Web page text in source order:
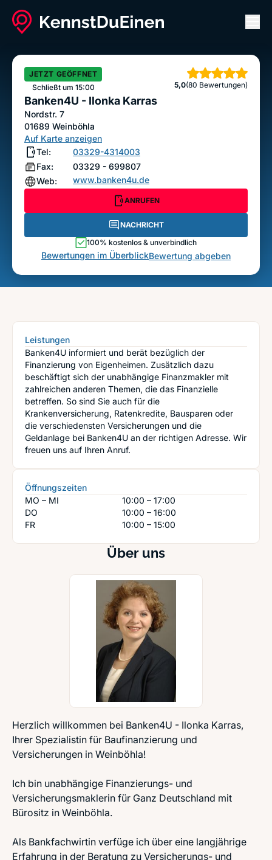
Banken4U - Ilonka Karras
ANRUFEN NACHRICHT
Bewertung abgeben
JETZT GEÖFFNET
Schließt um 15:00
5,0
Sterne
(80 Bewertungen)
Banken4U - Ilonka Karras
Nordstr. 7
01689 Weinböhla
Auf Karte anzeigen
Tel:
03329-4314003
Fax:
03329 - 699807
Web:
www.banken4u.de
ANRUFEN
NACHRICHT
100% kostenlos & unverbindlich
Bewertungen im ÜberblickBewertung abgeben
Über uns
Herzlich willkommen bei Banken4U - Ilonka Karras,
Ihrer Spezialistin für Baufinanzierung und
Versicherungen in Weinböhla!
Ich bin unabhängige Finanzierungs- und
Versicherungsmaklerin für Ganz Deutschland mit
Bürositz in Weinböhla.
Als Bankfachwirtin verfüge ich über eine langjährige
Erfahrung in der Beratung zu Versicherungs- und
Leistungen
Banken4U informiert und berät bezüglich der
Finanzierung von Eigenheimen. Zusätzlich dazu
beschäftigt sich der unabhängige Finanzmakler mit
zahlreichen anderen Themen, die das Finanzielle
betreffen. So sind Sie auch für die
Krankenversicherung, Ratenkredite, Bausparen oder
die verschiedensten Versicherungen und die
Geldanlage bei Banken4U an der richtigen Adresse. Wir
freuen uns auf Ihren Anruf.
Öffnungszeiten
MO – MI
10:00 – 17:00
DO
10:00 – 16:00
FR
10:00 – 15:00